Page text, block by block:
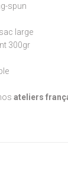
spun
large
300gr
ateliers